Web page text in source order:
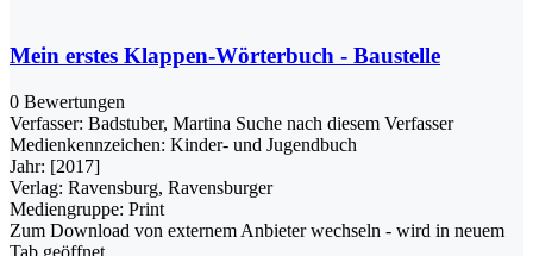
Mein erstes Klappen-Wörterbuch - Baustelle
0 Bewertungen
Verfasser: Badstuber, Martina Suche nach diesem Verfasser
Medienkennzeichen: Kinder- und Jugendbuch
Jahr: [2017]
Verlag: Ravensburg, Ravensburger
Mediengruppe: Print
Zum Download von externem Anbieter wechseln - wird in neuem
Tab geöffnet